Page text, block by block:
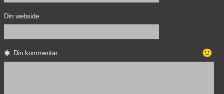
Din webside :
Din kommentar : 🙂